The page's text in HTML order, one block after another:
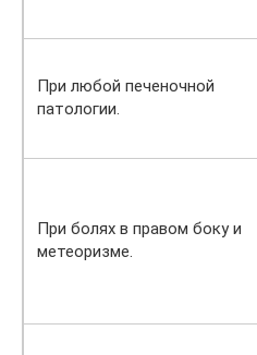
При любой печеночной
патологии.
При болях в правом боку и
метеоризме.